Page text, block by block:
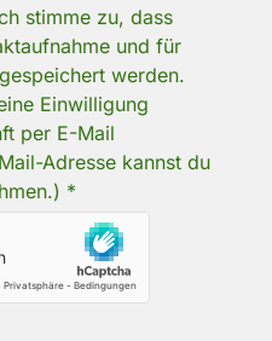
stimme zu, dass
und für
werden.
Einwilligung
per E-Mail
Adresse kannst du
*